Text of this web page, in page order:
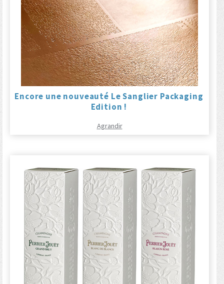
Encore une nouveauté Le Sanglier Packaging
Edition !
Agrandir